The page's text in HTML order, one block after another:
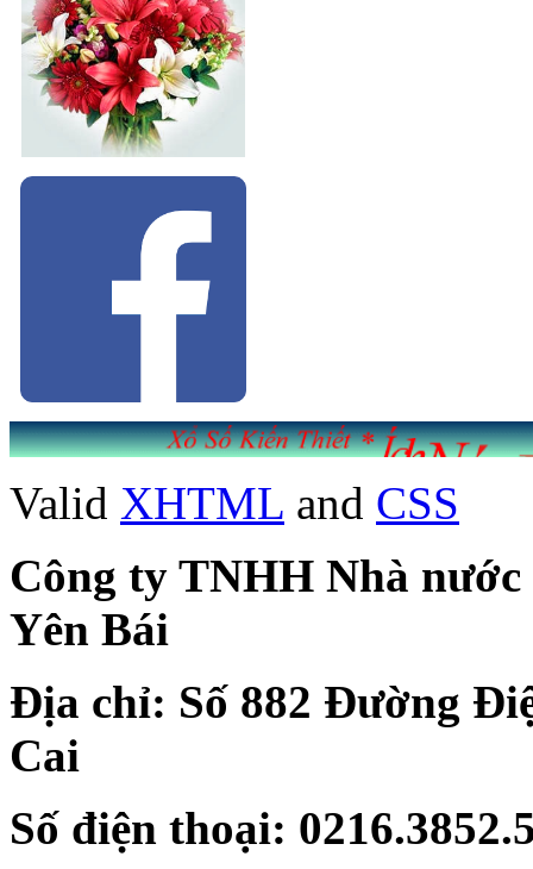
Valid XHTML and CSS
Công ty TNHH Nhà
Yên Bái
Địa chỉ: Số 882 Đường
Cai
Số điện thoại: